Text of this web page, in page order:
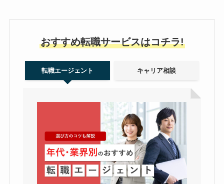
おすすめ転職サービスはコチラ!
転職エージェント キャリア相談